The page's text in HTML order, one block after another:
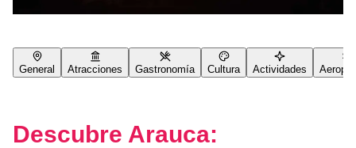
General Atracciones Gastronomía Cultura Actividades
Descubre Arauca: